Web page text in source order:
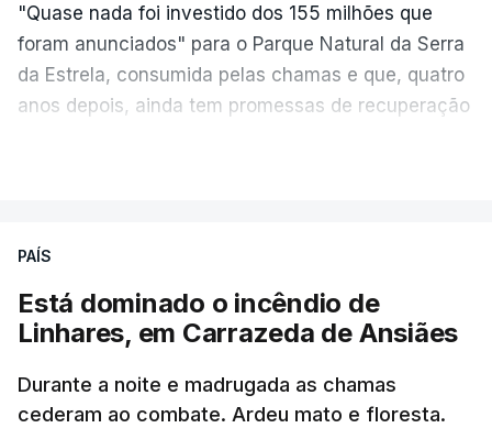
"Quase nada foi investido dos 155 milhões que
foram anunciados" para o Parque Natural da Serra
da Estrela, consumida pelas chamas e que, quatro
anos depois, ainda tem promessas de recuperação
ESTE CONTEÚDO ESTÁ NESTE
PAÍS
Está dominado o incêndio de
Linhares, em Carrazeda de Ansiães
Durante a noite e madrugada as chamas
cederam ao combate. Ardeu mato e floresta.